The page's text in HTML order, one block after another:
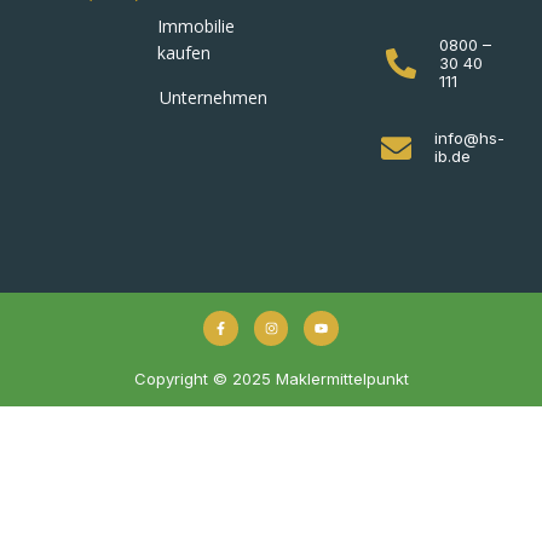
Immobilie
kaufen
Unternehmen
0800 –
30 40
111
info@hs-
ib.de
Copyright © 2025 Maklermittelpunkt